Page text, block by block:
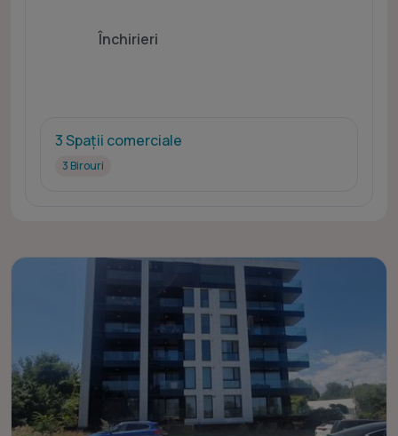
Închirieri
3 Spații comerciale
3 Birouri